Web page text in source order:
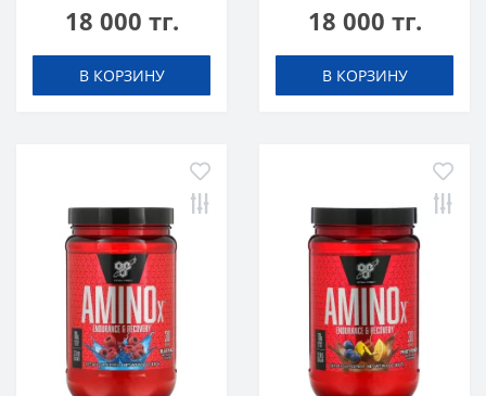
г Арбуз
18 000 тг.
В КОРЗИНУ
г Виноград
18 000 тг.
В КОРЗИНУ